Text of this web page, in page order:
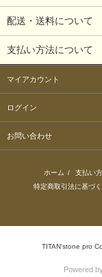
配送・送料について
支払い方法について
マイアカウント
ログイン
お問い合わせ
ホーム / 支払い
特定商取引法に基づ
TITAN'stone pro
Powered